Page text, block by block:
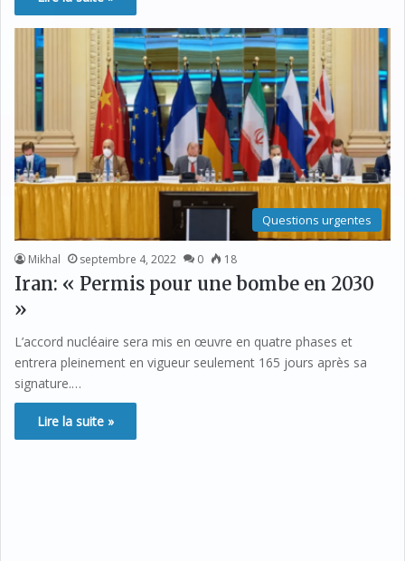
Questions urgentes
Mikhal septembre 4, 2022 0 18
Iran: « Permis pour une bombe en 2030
»
L’accord nucléaire sera mis en œuvre en quatre phases et
entrera pleinement en vigueur seulement 165 jours après sa
signature.…
Lire la suite »